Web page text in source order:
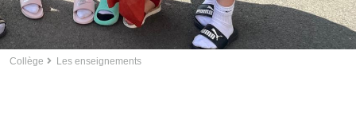
Collège Les enseignements